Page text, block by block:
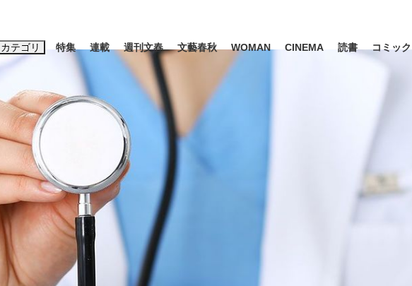
カテゴリ
エンタメ ライフ
めて明かした日本代表監督に...
特集
観る将棋、読む将棋
連載 週刊文春 文藝春秋 WOMAN CINEMA 読書 コミック
キーワード入力
キーワードタグ一覧
三山凌輝 #高市早苗 #後藤真希
#松田聖子
#亀和田武